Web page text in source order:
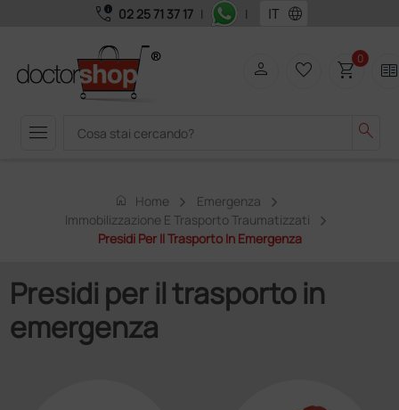
call_quality 02 25 71 37 17 | | language
menu search
person favorite_border shopping_cart0 two_pager
home Home
Emergenza
Immobilizzazione E Trasporto Traumatizzati
Presidi Per Il Trasporto In Emergenza
Presidi per il trasporto in
emergenza